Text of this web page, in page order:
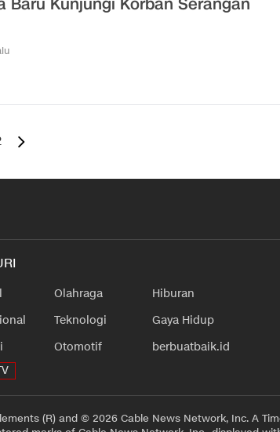
Olahraga
Teknologi
Otomotif
Hiburan
Gaya Hidup
berbuatbaik.id
(R) and © 2026 Cable News Network, Inc. A